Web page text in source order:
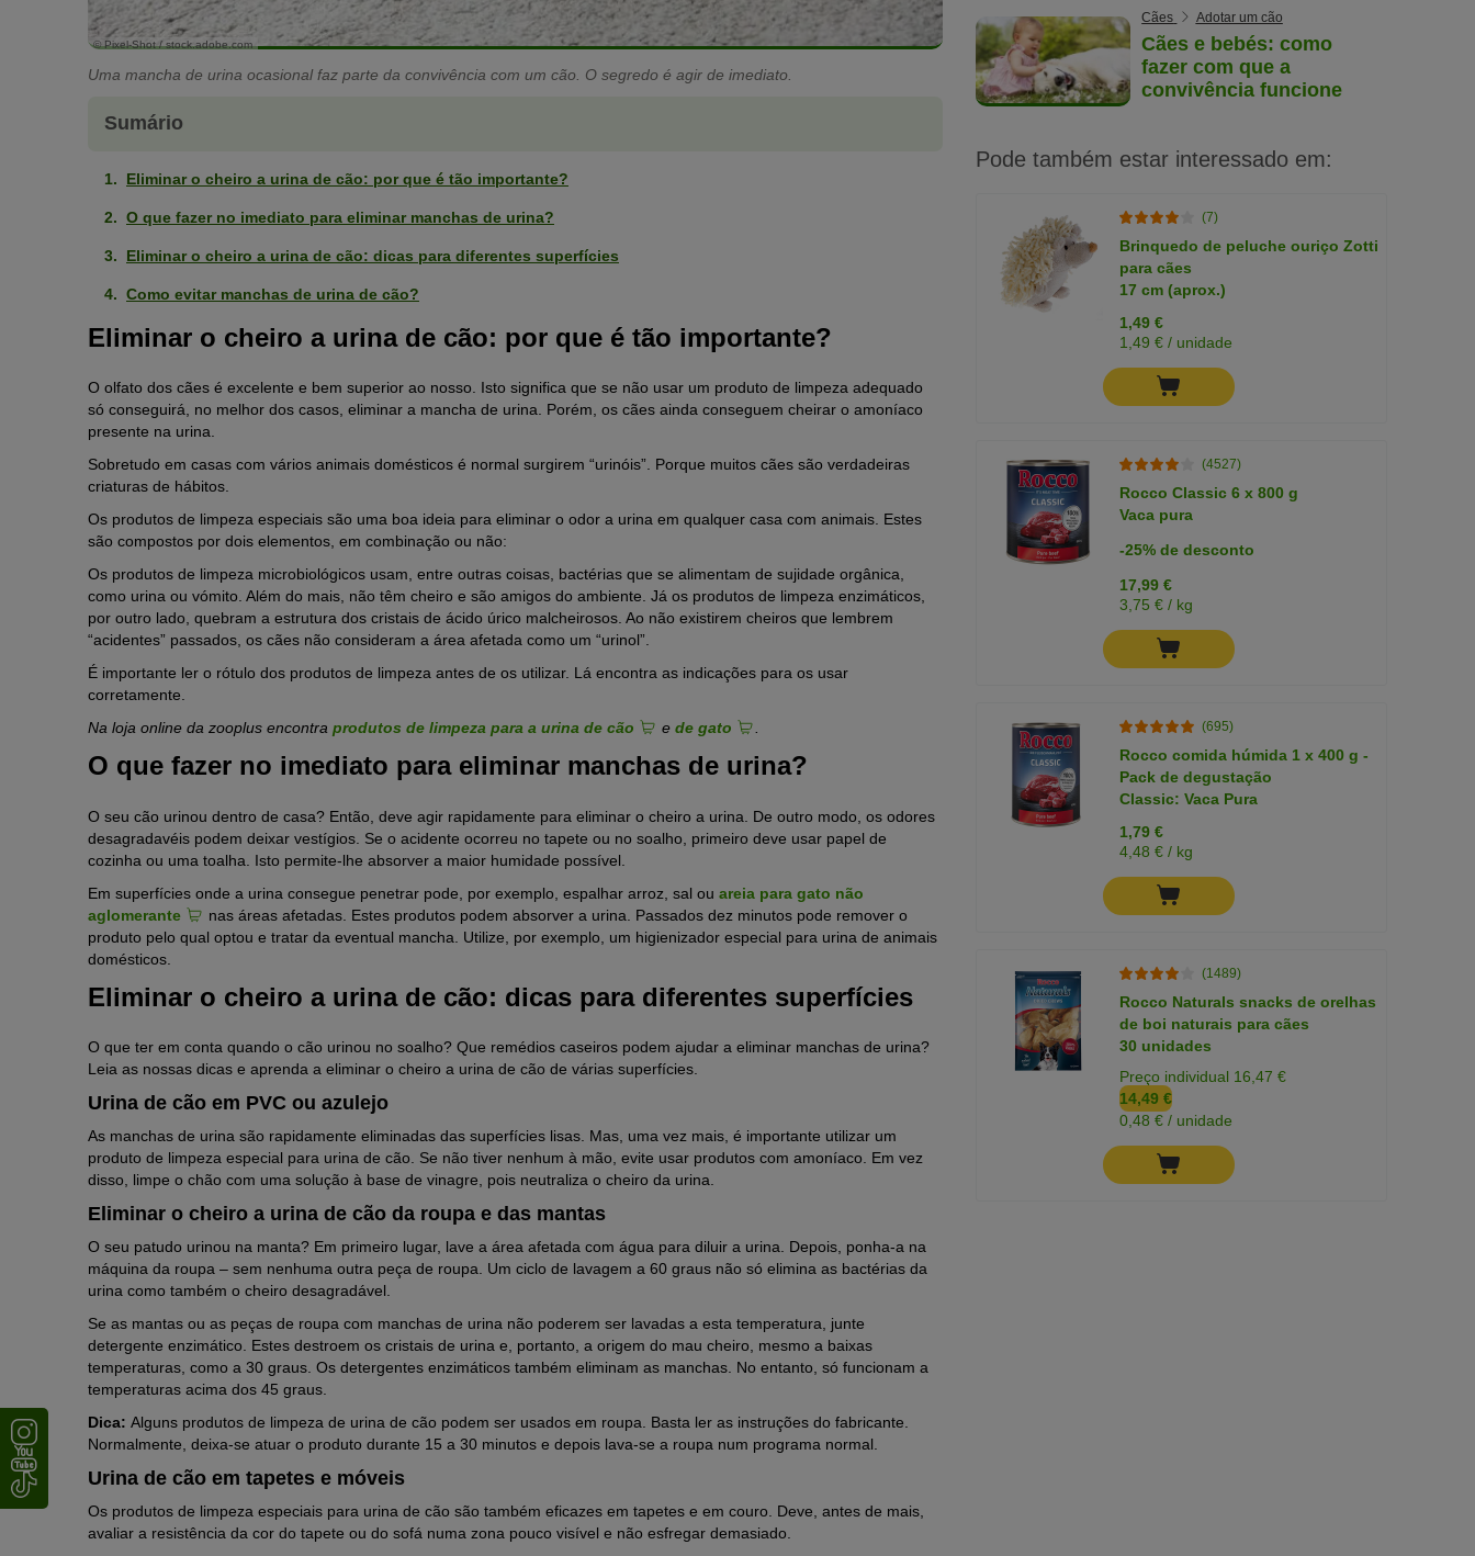
© Pixel-Shot / stock.adobe.com
Uma mancha de urina ocasional faz parte da convivência com um cão. O segredo é agir de imediato.
Sumário
Eliminar o cheiro a urina de cão: por que é tão importante?
O que fazer no imediato para eliminar manchas de urina?
Eliminar o cheiro a urina de cão: dicas para diferentes superfícies
Como evitar manchas de urina de cão?
Eliminar o cheiro a urina de cão: por que é tão importante?
O olfato dos cães é excelente e bem superior ao nosso. Isto significa que se não usar um produto de limpeza adequado
só conseguirá, no melhor dos casos, eliminar a mancha de urina. Porém, os cães ainda conseguem cheirar o amoníaco
presente na urina.
Sobretudo em casas com vários animais domésticos é normal surgirem “urinóis”. Porque muitos cães são verdadeiras
criaturas de hábitos.
Os produtos de limpeza especiais são uma boa ideia para eliminar o odor a urina em qualquer casa com animais. Estes
são compostos por dois elementos, em combinação ou não:
Os produtos de limpeza microbiológicos usam, entre outras coisas, bactérias que se alimentam de sujidade orgânica,
como urina ou vómito. Além do mais, não têm cheiro e são amigos do ambiente. Já os produtos de limpeza enzimáticos,
por outro lado, quebram a estrutura dos cristais de ácido úrico malcheirosos. Ao não existirem cheiros que lembrem
“acidentes” passados, os cães não consideram a área afetada como um “urinol”.
É importante ler o rótulo dos produtos de limpeza antes de os utilizar. Lá encontra as indicações para os usar
corretamente.
Na loja online da zooplus encontra produtos de limpeza para a urina de cão e de gato
O que fazer no imediato para eliminar manchas de urina?
O seu cão urinou dentro de casa? Então, deve agir rapidamente para eliminar o cheiro a urina. De outro modo, os odores
desagradavéis podem deixar vestígios. Se o acidente ocorreu no tapete ou no soalho, primeiro deve usar papel de
cozinha ou uma toalha. Isto permite-lhe absorver a maior humidade possível.
Em superfícies onde a urina consegue penetrar pode, por exemplo, espalhar arroz, sal ou areia para gato não
aglomerante
nas áreas afetadas. Estes produtos podem absorver a urina. Passados dez minutos pode remover o
produto pelo qual optou e tratar da eventual mancha. Utilize, por exemplo, um higienizador especial para urina de animais
domésticos.
Eliminar o cheiro a urina de cão: dicas para diferentes superfícies
O que ter em conta quando o cão urinou no soalho? Que remédios caseiros podem ajudar a eliminar manchas de urina?
Leia as nossas dicas e aprenda a eliminar o cheiro a urina de cão de várias superfícies.
Urina de cão em PVC ou azulejo
As manchas de urina são rapidamente eliminadas das superfícies lisas. Mas, uma vez mais, é importante utilizar um
produto de limpeza especial para urina de cão. Se não tiver nenhum à mão, evite usar produtos com amoníaco. Em vez
disso, limpe o chão com uma solução à base de vinagre, pois neutraliza o cheiro da urina.
Eliminar o cheiro a urina de cão da roupa e das mantas
O seu patudo urinou na manta? Em primeiro lugar, lave a área afetada com água para diluir a urina. Depois, ponha-a na
máquina da roupa – sem nenhuma outra peça de roupa. Um ciclo de lavagem a 60 graus não só elimina as bactérias da
urina como também o cheiro desagradável.
Se as mantas ou as peças de roupa com manchas de urina não poderem ser lavadas a esta temperatura, junte
detergente enzimático. Estes destroem os cristais de urina e, portanto, a origem do mau cheiro, mesmo a baixas
temperaturas, como a 30 graus. Os detergentes enzimáticos também eliminam as manchas. No entanto, só funcionam a
temperaturas acima dos 45 graus.
Dica: Alguns produtos de limpeza de urina de cão podem ser usados em roupa. Basta ler as instruções do fabricante.
Normalmente, deixa-se atuar o produto durante 15 a 30 minutos e depois lava-se a roupa num programa normal.
Urina de cão em tapetes e móveis
Os produtos de limpeza especiais para urina de cão são também eficazes em tapetes e em couro. Deve, antes de mais,
avaliar a resistência da cor do tapete ou do sofá numa zona pouco visível e não esfregar demasiado.
Cães Adotar um cão
Cães e bebés: como
fazer com que a
convivência funcione
Pode também estar interessado em:
(7)
Brinquedo de peluche ouriço Zotti
para cães
17 cm (aprox.)
1,49 €
1,49 € / unidade
(4527)
Rocco Classic 6 x 800 g
Vaca pura
-25% de desconto
17,99 €
3,75 € / kg
(695)
Rocco comida húmida 1 x 400 g -
Pack de degustação
Classic: Vaca Pura
1,79 €
4,48 € / kg
(1489)
Rocco Naturals snacks de orelhas
de boi naturais para cães
30 unidades
Preço individual 16,47 €
14,49 €
0,48 € / unidade